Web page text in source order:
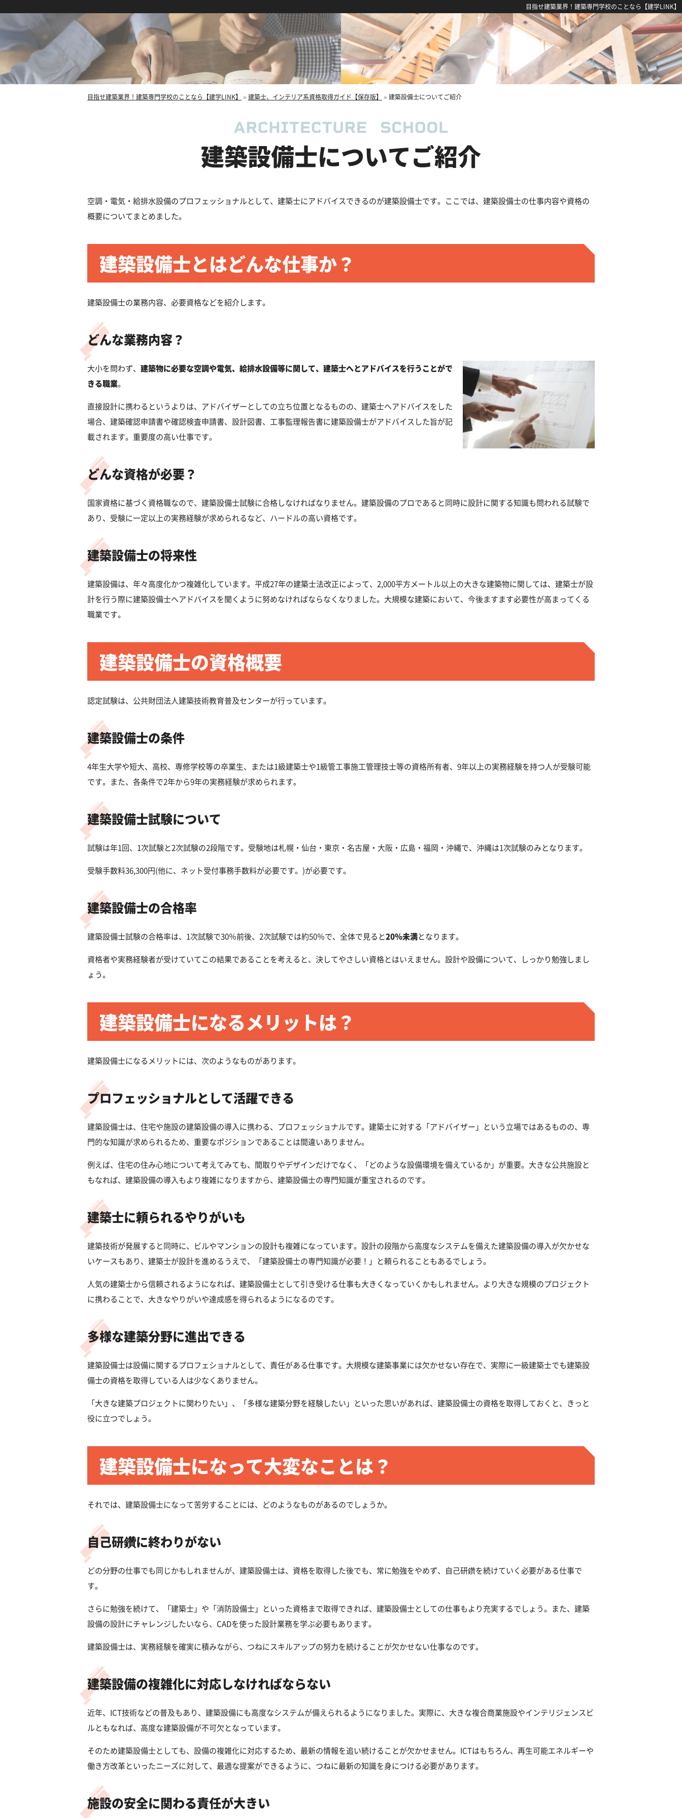
目指せ建築業界！建築専門学校のことなら【建学LINK】
目指せ建築業界！建築専門学校のことなら【建学LINK】 » 建築士、インテリア系資格取得ガイド【保存版】 » 建築設備士についてご紹介
建築設備士についてご紹介
空調・電気・給排水設備のプロフェッショナルとして、建築士にアドバイスできるのが建築設備士です。ここでは、建築設備士の仕事内容や資格の
概要についてまとめました。
建築設備士とはどんな仕事か？
建築設備士の業務内容、必要資格などを紹介します。
どんな業務内容？
大小を問わず、 建築物に必要な空調や電気、給排水設備等に関して、建築士へとアドバイスを行うことがで
きる職業。
直接設計に携わるというよりは、アドバイザーとしての立ち位置となるものの、建築士へアドバイスをした
場合、建築確認申請書や確認検査申請書、設計図書、工事監理報告書に建築設備士がアドバイスした旨が記
載されます。重要度の高い仕事です。
どんな資格が必要？
国家資格に基づく資格職なので、建築設備士試験に合格しなければなりません。建築設備のプロであると同時に設計に関する知識も問われる試験で
あり、受験に一定以上の実務経験が求められるなど、ハードルの高い資格です。
建築設備士の将来性
建築設備は、年々高度化かつ複雑化しています。平成27年の建築士法改正によって、2,000平方メートル以上の大きな建築物に関しては、建築士が設
計を行う際に建築設備士へアドバイスを聞くように努めなければならなくなりました。大規模な建築において、今後ますます必要性が高まってくる
職業です。
建築設備士の資格概要
認定試験は、公共財団法人建築技術教育普及センターが行っています。
建築設備士の条件
4年生大学や短大、高校、専修学校等の卒業生、または1級建築士や1級管工事施工管理技士等の資格所有者、9年以上の実務経験を持つ人が受験可能
です。また、各条件で2年から9年の実務経験が求められます。
建築設備士試験について
試験は年1回、1次試験と2次試験の2段階です。受験地は札幌・仙台・東京・名古屋・大阪・広島・福岡・沖縄で、沖縄は1次試験のみとなります。
受験手数料36,300円(他に、ネット受付事務手数料が必要です。)が必要です。
建築設備士の合格率
建築設備士試験の合格率は、1次試験で30％前後、2次試験では約50％で、全体で見ると20％未満となります。
資格者や実務経験者が受けていてこの結果であることを考えると、決してやさしい資格とはいえません。設計や設備について、しっかり勉強しまし
ょう。
建築設備士になるメリットは？
建築設備士になるメリットには、次のようなものがあります。
プロフェッショナルとして活躍できる
建築設備士は、住宅や施設の建築設備の導入に携わる、プロフェッショナルです。建築士に対する「アドバイザー」という立場ではあるものの、専
門的な知識が求められるため、重要なポジションであることは間違いありません。
例えば、住宅の住み心地について考えてみても、間取りやデザインだけでなく、「どのような設備環境を備えているか」が重要。大きな公共施設と
もなれば、建築設備の導入もより複雑になりますから、建築設備士の専門知識が重宝されるのです。
建築士に頼られるやりがいも
建築技術が発展すると同時に、ビルやマンションの設計も複雑になっています。設計の段階から高度なシステムを備えた建築設備の導入が欠かせな
いケースもあり、建築士が設計を進めるうえで、「建築設備士の専門知識が必要！」と頼られることもあるでしょう。
人気の建築士から信頼されるようになれば、建築設備士として引き受ける仕事も大きくなっていくかもしれません。より大きな規模のプロジェクト
に携わることで、大きなやりがいや達成感を得られるようになるのです。
多様な建築分野に進出できる
建築設備士は設備に関するプロフェショナルとして、責任がある仕事です。大規模な建築事業には欠かせない存在で、実際に一級建築士でも建築設
備士の資格を取得している人は少なくありません。
「大きな建築プロジェクトに関わりたい」、「多様な建築分野を経験したい」といった思いがあれば、建築設備士の資格を取得しておくと、きっと
役に立つでしょう。
建築設備士になって大変なことは？
それでは、建築設備士になって苦労することには、どのようなものがあるのでしょうか。
自己研鑽に終わりがない
どの分野の仕事でも同じかもしれませんが、建築設備士は、資格を取得した後でも、常に勉強をやめず、自己研鑽を続けていく必要がある仕事で
す。
さらに勉強を続けて、「建築士」や「消防設備士」といった資格まで取得できれば、建築設備士としての仕事もより充実するでしょう。また、建築
設備の設計にチャレンジしたいなら、CADを使った設計業務を学ぶ必要もあります。
建築設備士は、実務経験を確実に積みながら、つねにスキルアップの努力を続けることが欠かせない仕事なのです。
建築設備の複雑化に対応しなければならない
近年、ICT技術などの普及もあり、建築設備にも高度なシステムが備えられるようになりました。実際に、大きな複合商業施設やインテリジェンスビ
ルともなれば、高度な建築設備が不可欠となっています。
そのため建築設備士としても、設備の複雑化に対応するため、最新の情報を追い続けることが欠かせません。ICTはもちろん、再生可能エネルギーや
働き方改革といったニーズに対して、最適な提案ができるように、つねに最新の知識を身につける必要があります。
施設の安全に関わる責任が大きい